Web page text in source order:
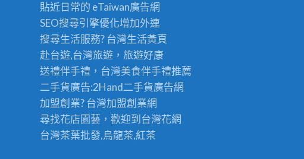
貼近日常的 eTaiwan廣告網
SEO搜尋引擎優化增加外連
搜尋生活服務? 台灣生活黃頁
赴台遊,台灣旅遊 ，旅遊好康
送禮伴手禮，台灣美食伴手禮推薦
二手貨廣告:2Hand二手貨廣告網
加盟創業? 台灣加盟創業網
尋找花店園藝，歡迎到 台灣花網
台灣茶葉批發,烏龍茶,紅茶